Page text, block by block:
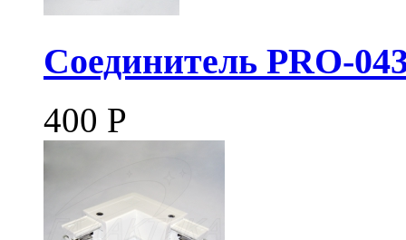
Соединитель PRO-
400 Р